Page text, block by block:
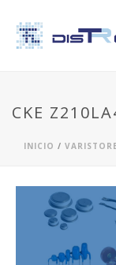
CKE
INICIO /